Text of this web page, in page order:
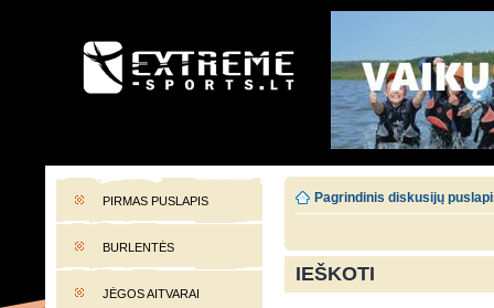
EXTREME-SPORTS.LT
PIRMAS PUSLAPIS
BURLENTĖS
JĖGOS AITVARAI
Pagrindinis diskusijų
IEŠKOTI